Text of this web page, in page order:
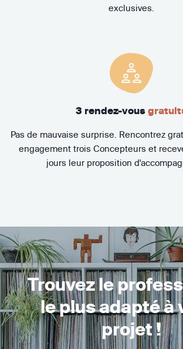
exclusives.
3 rendez-vous
Pas de mauvaise surprise. Rencontrez
engagement trois Concepteurs et
jours leur proposition
Trouvez le
le plus adapté à
projet !